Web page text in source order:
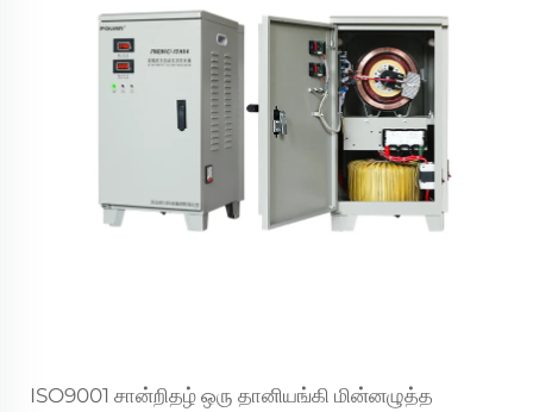
ISO9001 சான்றிதழ் ஒரு தானியங்கி மின்னழுத்த